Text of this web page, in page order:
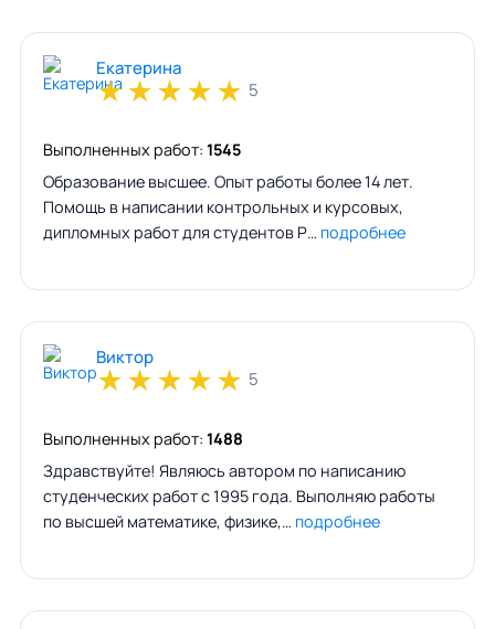
Екатерина
★★★★★ 5
Выполненных работ: 1545
Образование высшее. Опыт работы более 14 лет.
Помощь в написании контрольных и курсовых,
дипломных работ для студентов Р… подробнее
Виктор
★★★★★ 5
Выполненных работ: 1488
Здравствуйте! Являюсь автором по написанию
студенческих работ с 1995 года. Выполняю работы
по высшей математике, физике,… подробнее